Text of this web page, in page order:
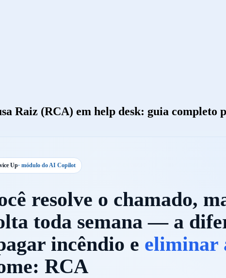
Raiz (RCA) em help desk: guia completo
Up· módulo do AI Copilot
resolve o chamado,
toda semana — a
incêndio e eliminar
RCA